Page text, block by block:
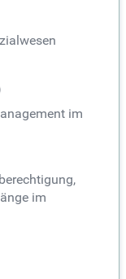
im
im